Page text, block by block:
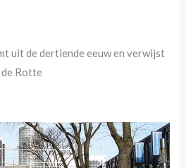
uit de dertiende eeuw en verwijst
de Rotte